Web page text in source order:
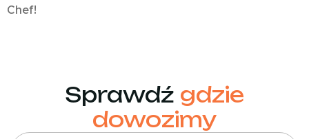
Chef!
Sprawdź gdzie
dowozimy